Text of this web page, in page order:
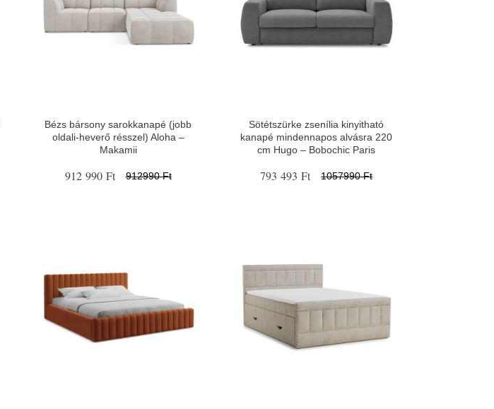
Bézs bársony sarokkanapé (jobb
oldali-heverő résszel) Aloha –
Makamii
912 990 Ft 912990 Ft
Sötétszürke zsenília kinyitható
kanapé mindennapos alvásra 220
cm Hugo – Bobochic Paris
793 493 Ft 1057990 Ft